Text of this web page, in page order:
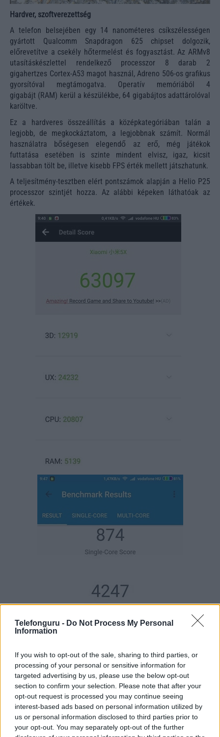
Telefonguru - Do Not Process My Personal
Information
If you wish to opt-out of the sale, sharing to third parties, or
processing of your personal or sensitive information for
targeted advertising by us, please use the below opt-out
section to confirm your selection. Please note that after your
opt-out request is processed you may continue seeing
interest-based ads based on personal information utilized by
us or personal information disclosed to third parties prior to
your opt-out. You may separately opt-out of the further
Hardver, szoftverezettség
A telefon belsejében egy 14 nanométeres csíkszélességen
gyártott Qualcomm Snapdragon 625 chipset dolgozik,
előrevetítve a csekély hőtermelést és fogyasztást. Az ARMv8
utasításkészlettel rendelkező processzor 8 darab 2
gigahertzes Cortex-A53 magot használ, Adreno 506-os grafikus
gyorsítóval megtámogatva. Operatív memóriából 4
gigabájt (RAM) kerül a készülékbe, 64 gigabájtos adattárolóval
karöltve.
Ez a hardveres összeállítás a középkategóriában talán a
legjobb, de megkockáztatom, a legjobbnak számít. Normál
használatra bőségesen elegendő az erő, még játékok
futtatása esetében is szinte mindent elvisz, igaz, kicsit
lassabban tölt be, illetve kisebb FPS érték mellett játszhatunk.
A teljesítmény-tesztben elért pontszámok alapján a Helio P25
processzor szintjét hozza. Az alábbi képeken láthatóak az
értékek.